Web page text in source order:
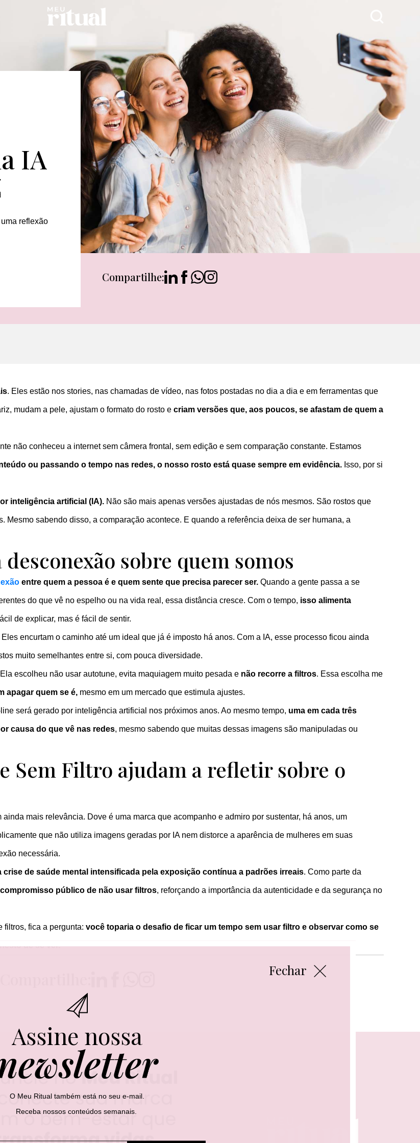
IA
reflexão
Compartilhe:
. Eles estão nos stories, nas chamadas de vídeo, nas fotos postadas no dia a dia e em ferramentas que
mudam a pele, ajustam o formato do rosto e criam versões que, aos poucos, se afastam de quem a
não conheceu a internet sem câmera frontal, sem edição e sem comparação constante. Estamos
ou passando o tempo nas redes, o nosso rosto está quase sempre em evidência. Isso, por si
inteligência artificial (IA). Não são mais apenas versões ajustadas de nós mesmos. São rostos que
Mesmo sabendo disso, a comparação acontece. E quando a referência deixa de ser humana, a
sobre quem somos
entre quem a pessoa é e quem sente que precisa parecer ser. Quando a gente passa a se
do que vê no espelho ou na vida real, essa distância cresce. Com o tempo, isso alimenta
de explicar, mas é fácil de sentir.
encurtam o caminho até um ideal que já é imposto há anos. Com a IA, esse processo ficou ainda
muito semelhantes entre si, com pouca diversidade.
escolheu não usar autotune, evita maquiagem muito pesada e não recorre a filtros. Essa escolha me
apagar quem se é, mesmo em um mercado que estimula ajustes.
será gerado por inteligência artificial nos próximos anos. Ao mesmo tempo, uma em cada três
causa do que vê nas redes, mesmo sabendo que muitas dessas imagens são manipuladas ou
Sem Filtro ajudam a refletir sobre o
ainda mais relevância. Dove é uma marca que acompanho e admiro por sustentar, há anos, um
que não utiliza imagens geradas por IA nem distorce a aparência de mulheres em suas
necessária.
crise de saúde mental intensificada pela exposição contínua a padrões irreais. Como parte da
público de não usar filtros, reforçando a importância da autenticidade e da segurança no
filtros, fica a pergunta: você toparia o desafio de ficar um tempo sem usar filtro e observar como se
de se ver.
Fechar
Assine nossa
O Meu Ritual também está no seu e-mail.
Receba nossos conteúdos semanais.